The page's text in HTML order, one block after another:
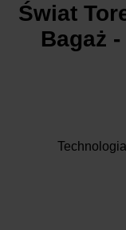
Świat
Bagaż